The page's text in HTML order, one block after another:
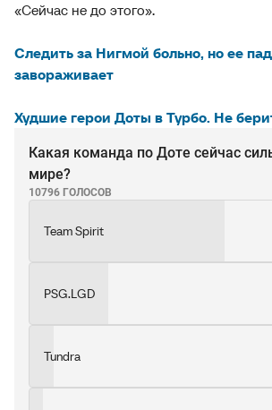
«Сейчас не до этого».
Следить за Нигмой больно, но ее
завораживает
Худшие герои Доты в Турбо. Не
Какая команда по Доте сейчас
мире?
10796 ГОЛОСОВ
Team Spirit
PSG.LGD
Tundra